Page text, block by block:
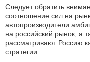
Следует обратить
соотношение сил на
автопроизводители
на российский рынок, а
рассматривают Россию
стратегии.